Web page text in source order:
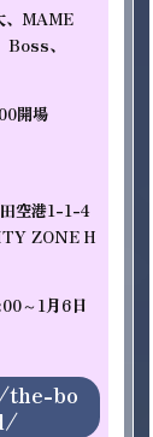
、MAME
、
開場
空港1-1-4
～1月6日
bo